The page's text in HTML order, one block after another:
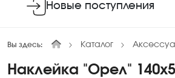
Новые поступления
Вы здесь: Каталог
Наклейка "Орел"